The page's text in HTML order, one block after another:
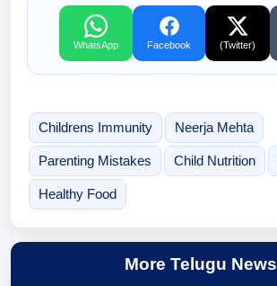
WhatsApp Facebook (Twitter)
Childrens Immunity Neerja Mehta
Parenting Mistakes Child Nutrition
Healthy Food
More Telugu News